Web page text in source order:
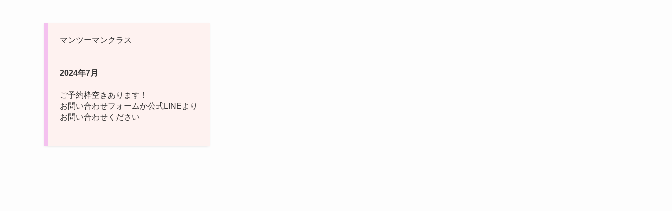
マンツーマンクラス
2024年7月
ご予約枠空きあります！
お問い合わせフォームか公式LINEより
お問い合わせください